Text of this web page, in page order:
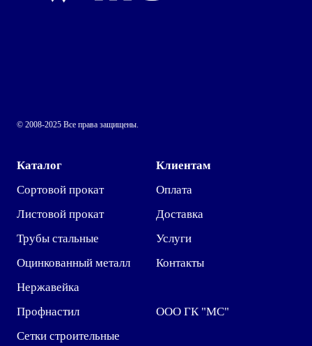
© 2008-2025 Все права защищены.
Каталог
Сортовой прокат
Листовой прокат
Трубы стальные
Оцинкованный металл
Нержавейка
Профнастил
Сетки строительные
Клиентам
Оплата
Доставка
Услуги
Контакты
ООО ГК "МС"